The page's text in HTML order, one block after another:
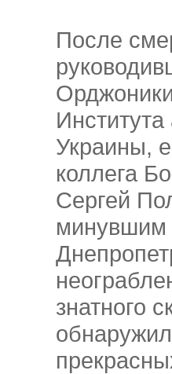
После
Украины,
коллега
Сергей
минувшим
знатного